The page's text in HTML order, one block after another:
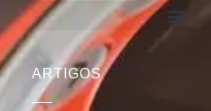
ARTIGOS